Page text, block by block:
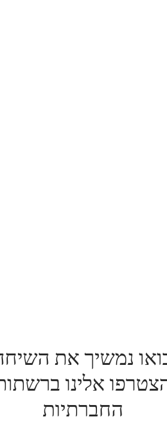
נמשיך את
אלינו
החברתיות